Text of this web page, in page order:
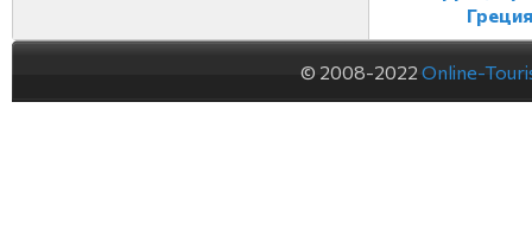
Греция
© 2008-2022 Online-